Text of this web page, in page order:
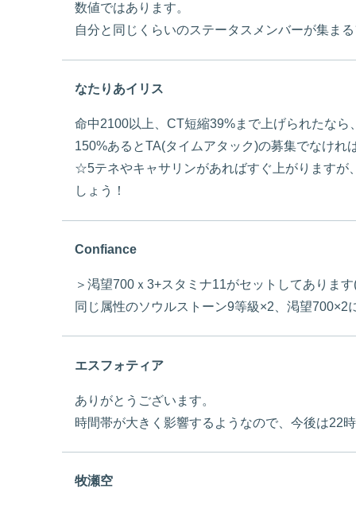
数値ではあります。
自分と同じくらいのステータスメンバーが集ま
なたりあイリス
命中2100以上、CT短縮39%まで上げられたな
150%あるとTA(タイムアタック)の募集でなけれ
☆5テネやキャサリンがあればすぐ上がります
しょう！
Confiance
＞渇望700ｘ3+スタミナ11がセットしてありま
同じ属性のソウルストーン9等級×2、渇望700×2
エスフォティア
ありがとうございます。
時間帯が大きく影響するようなので、今後は22
牧瀬空